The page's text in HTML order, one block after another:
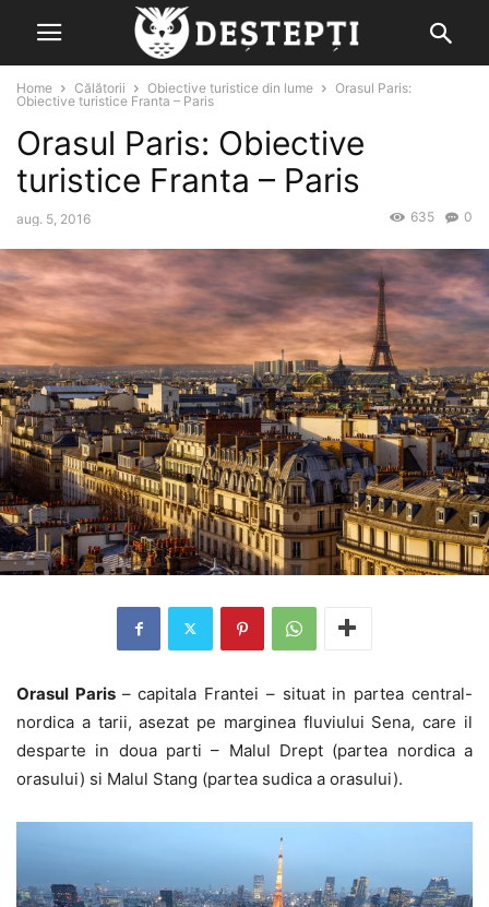
Home Călătorii Obiective turistice din lume
Orasul Paris:
Obiective turistice Franta – Paris
Orasul Paris: Obiective
turistice Franta – Paris
aug. 5, 2016 0
635
Orasul Paris – capitala Frantei – situat in partea central-
nordica a tarii, asezat pe marginea fluviului Sena, care il
desparte in doua parti – Malul Drept (partea nordica a
orasului) si Malul Stang (partea sudica a orasului).